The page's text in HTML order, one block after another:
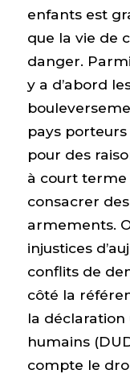
enfants est
que la vie de
danger.
y a d’abord
pays porteurs
pour des
à court terme
consacrer
armements.
injustices
conflits de
côté la
la déclaration
humains
compte le